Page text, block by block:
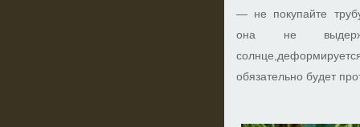
— не покупайте
она не
обязательно будет